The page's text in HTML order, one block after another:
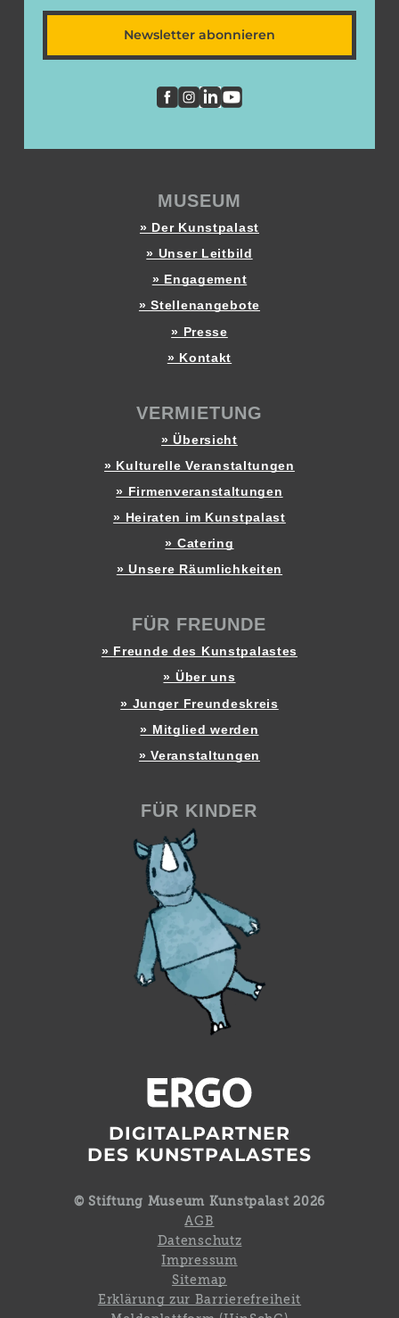
Newsletter abonnieren
MUSEUM
» Der Kunstpalast
» Unser Leitbild
» Engagement
» Stellenangebote
» Presse
» Kontakt
VERMIETUNG
» Übersicht
» Kulturelle Veranstaltungen
» Firmenveranstaltungen
» Heiraten im Kunstpalast
» Catering
» Unsere Räumlichkeiten
FÜR FREUNDE
» Freunde des Kunstpalastes
» Über uns
» Junger Freundeskreis
» Mitglied werden
» Veranstaltungen
FÜR KINDER
DIGITALPARTNER
DES KUNSTPALASTES
© Stiftung Museum Kunstpalast 2026
AGB
Datenschutz
Impressum
Sitemap
Erklärung zur Barrierefreiheit